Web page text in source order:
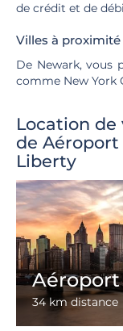
de crédit et de
Villes à proximité
De Newark, vous
comme New York
Location
de
Liberty
Aéroport
34 km distance